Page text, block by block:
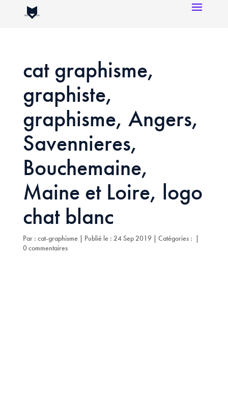
cat graphisme,
graphiste,
graphisme, Angers,
Savennieres,
Bouchemaine,
Maine et Loire, logo
chat blanc
Par : cat-graphisme | Publié le : 24 Sep 2019 | Catégories : |
0 commentaires